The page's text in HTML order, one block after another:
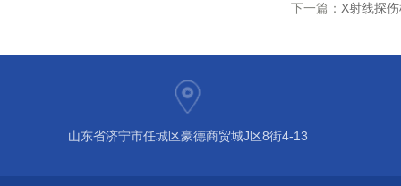
下一篇： X射线探
山东省济宁市任城区豪德商贸城J区8街4-13